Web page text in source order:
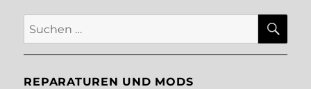
Suche
nach:
REPARATUREN UND MODS